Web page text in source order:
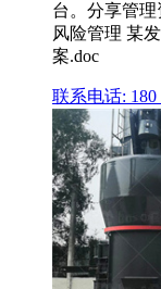
台。分享管
风险管理 某
案.doc
联系电话: 180